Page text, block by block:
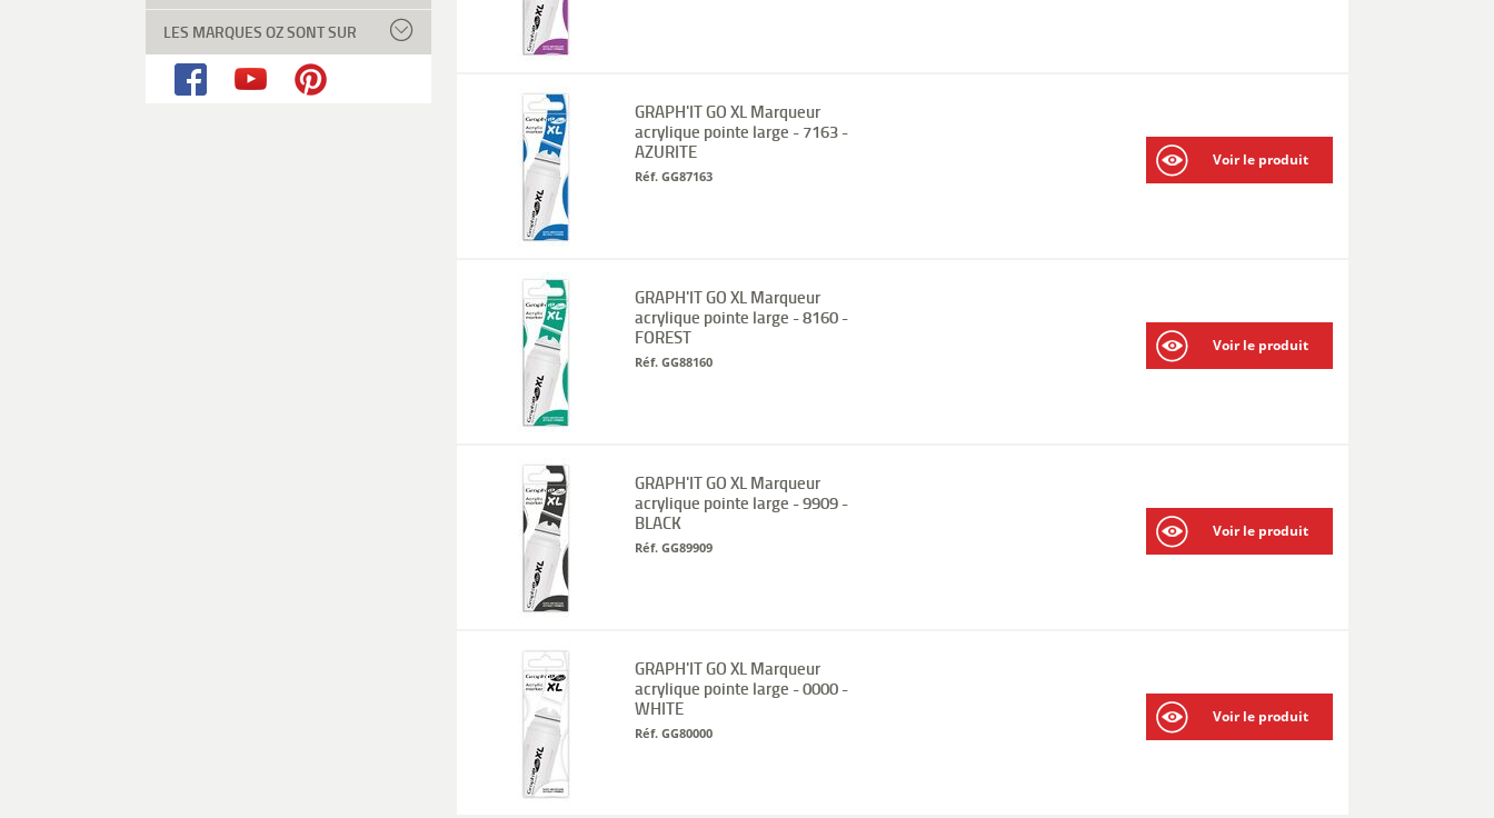
LES MARQUES OZ SONT SUR
GRAPH'IT GO XL Marqueur
acrylique pointe large - 7163 -
AZURITE
Réf. GG87163
Voir le produit
GRAPH'IT GO XL Marqueur
acrylique pointe large - 8160 -
FOREST
Réf. GG88160
Voir le produit
GRAPH'IT GO XL Marqueur
acrylique pointe large - 9909 -
BLACK
Réf. GG89909
Voir le produit
GRAPH'IT GO XL Marqueur
acrylique pointe large - 0000 -
WHITE
Réf. GG80000
Voir le produit